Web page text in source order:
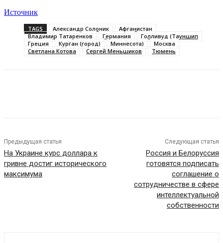
Источник
TAGS Александр Солоник
Афганистан
Владимир Татаренков
Германия
Голливуд (Тауншип
Греция
Курган (город) Миннесота)
Москва
Светлана Котова
Сергей Меньшиков Тюмень
Предыдущая статья
На Украине курс доллара к
гривне достиг исторического
максимума
Следующая статья
Россия и Белоруссия
готовятся подписать
соглашение о
сотрудничестве в сфере
интеллектуальной
собственности